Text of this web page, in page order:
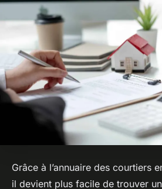
Grâce à l’annuaire des courtiers
il devient plus facile de trouver